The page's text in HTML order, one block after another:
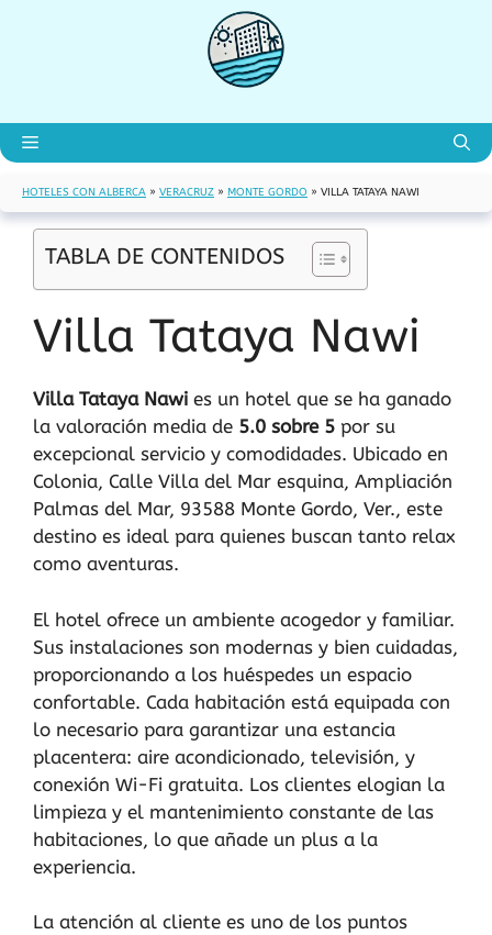
Menú
HOTELES CON ALBERCA » VERACRUZ » MONTE GORDO » VILLA TATAYA NAWI
TABLA DE CONTENIDOS
Villa Tataya Nawi
Villa Tataya Nawi es un hotel que se ha ganado
la valoración media de 5.0 sobre 5 por su
excepcional servicio y comodidades. Ubicado en
Colonia, Calle Villa del Mar esquina, Ampliación
Palmas del Mar, 93588 Monte Gordo, Ver., este
destino es ideal para quienes buscan tanto relax
como aventuras.
El hotel ofrece un ambiente acogedor y familiar.
Sus instalaciones son modernas y bien cuidadas,
proporcionando a los huéspedes un espacio
confortable. Cada habitación está equipada con
lo necesario para garantizar una estancia
placentera: aire acondicionado, televisión, y
conexión Wi-Fi gratuita. Los clientes elogian la
limpieza y el mantenimiento constante de las
habitaciones, lo que añade un plus a la
experiencia.
La atención al cliente es uno de los puntos